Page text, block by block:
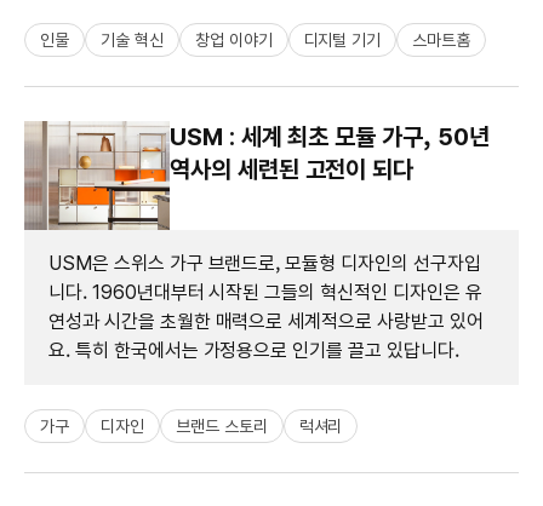
인물 기술 혁신 창업 이야기 디지털 기기 스마트홈
USM : 세계 최초 모듈 가구, 50년
역사의 세련된 고전이 되다
USM은 스위스 가구 브랜드로, 모듈형 디자인의 선구자입
니다. 1960년대부터 시작된 그들의 혁신적인 디자인은 유
연성과 시간을 초월한 매력으로 세계적으로 사랑받고 있어
요. 특히 한국에서는 가정용으로 인기를 끌고 있답니다.
가구 디자인 브랜드 스토리 럭셔리